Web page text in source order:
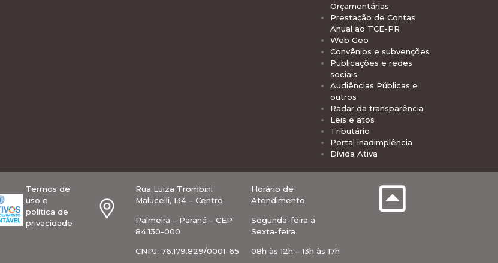
Orçamentárias
Prestação de Contas
Anual ao TCE-PR
Web Geo
Convênios e subvenções
Publicações e redes
sociais
Audiências Públicas e
outros
Radar da transparência
Leis e atos
Tributário
Portal inadimplência
Dívida Ativa
Termos de
uso e
política de
privacidade
Rua Luiza Trombini
Malucelli, 134 – Centro
Palmeira – Paraná – CEP
84.130-000
CNPJ: 76.179.829/0001-65
Horário de
Atendimento
Segunda-feira a
Sexta-feira
08h às 12h – 13h às 17h